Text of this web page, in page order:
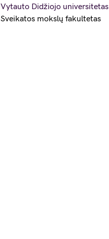
Vytauto Didžiojo universitetas
Sveikatos mokslų fakultetas